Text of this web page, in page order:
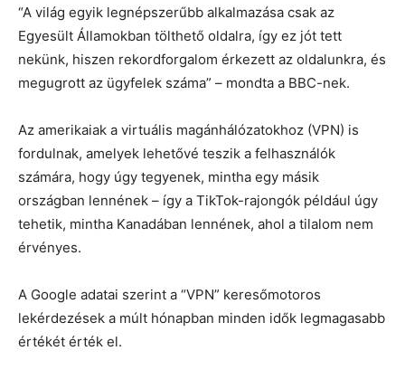
“A világ egyik legnépszerűbb alkalmazása csak az
Egyesült Államokban tölthető oldalra, így ez jót tett
nekünk, hiszen rekordforgalom érkezett az oldalunkra, és
megugrott az ügyfelek száma” – mondta a BBC-nek.
Az amerikaiak a virtuális magánhálózatokhoz (VPN) is
fordulnak, amelyek lehetővé teszik a felhasználók
számára, hogy úgy tegyenek, mintha egy másik
országban lennének – így a TikTok-rajongók például úgy
tehetik, mintha Kanadában lennének, ahol a tilalom nem
érvényes.
A Google adatai szerint a “VPN” keresőmotoros
lekérdezések a múlt hónapban minden idők legmagasabb
értékét érték el.